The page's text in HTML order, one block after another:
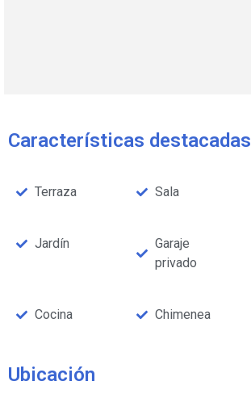
Características destacadas
Terraza Sala
Jardín
Garaje
privado
Cocina Chimenea
Ubicación